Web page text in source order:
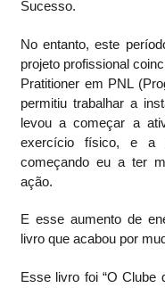
Sucesso.
No entanto, este
projeto profissional
Pratitioner em PNL
permitiu trabalhar a
levou a começar a
exercício físico, e a
começando eu a ter
ação.
E esse aumento de
livro que acabou por
Esse livro foi “O Clube